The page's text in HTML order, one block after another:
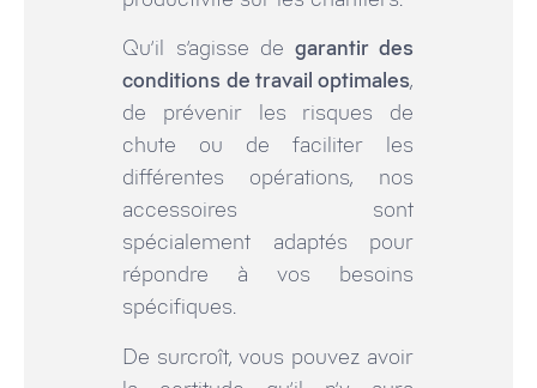
Qu’il s’agisse degarantir des
conditions de travail optimales,
de prévenir les risques de
chute ou de faciliter les
différentes opérations, nos
accessoires sont
spécialement adaptés pour
répondre à vos besoins
spécifiques.
De surcroît, vous pouvez avoir